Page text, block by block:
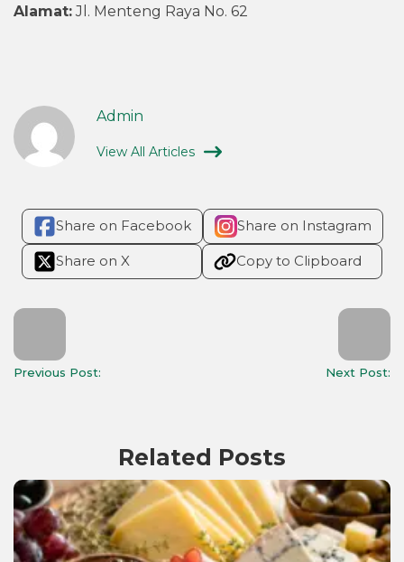
Alamat:Jl. Menteng Raya No. 62
Admin
View All Articles
Share on Facebook Share on Instagram
Share on X Copy to Clipboard
Previous Post: Next Post:
Related Posts